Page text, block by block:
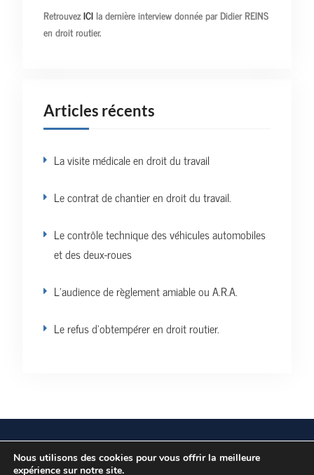
RetrouvezICIla dernière interview donnée par Didier REINS
en droit routier.
Articles récents
La visite médicale en droit du travail
Le contrat de chantier en droit du travail.
Le contrôle technique des véhicules automobiles
et des deux-roues
L’audience de règlement amiable ou A.R.A.
Le refus d’obtempérer en droit routier.
Vos données personnelles Politique de confidentialité
Nous utilisons des cookies pour vous offrir la meilleure
expérience sur notre site.